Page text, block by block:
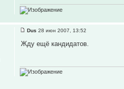
Dus 28 июн 2007, 13:52
Жду ещё кандидатов.